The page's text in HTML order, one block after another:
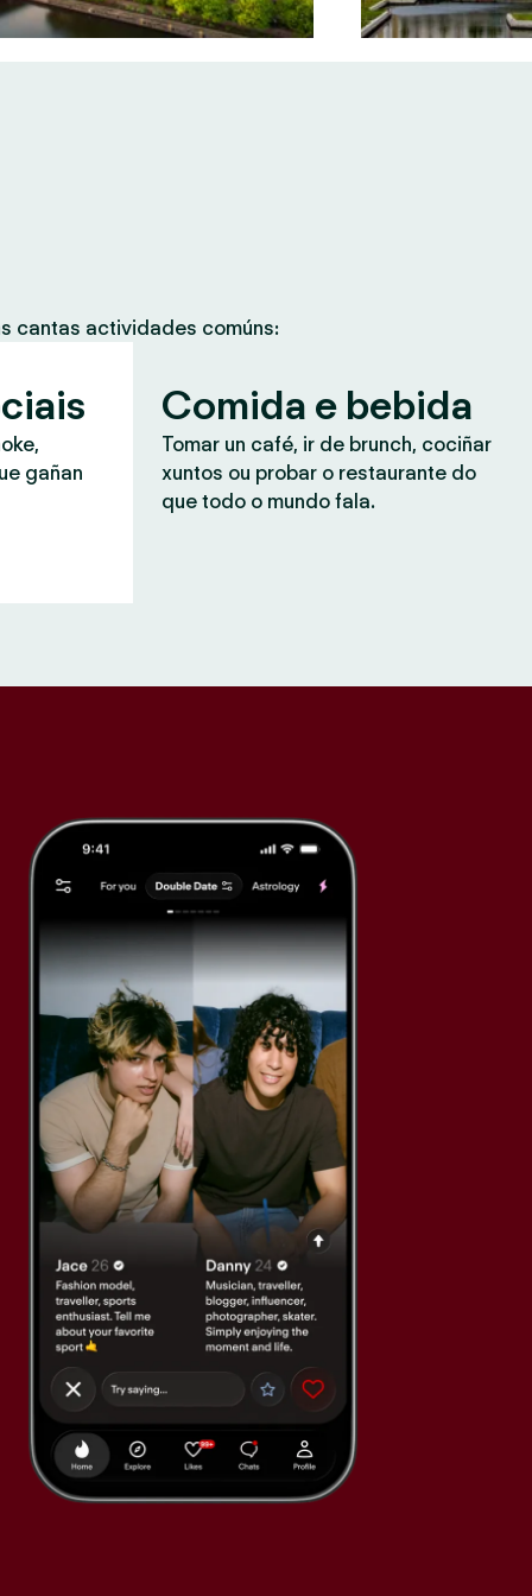
cantas actividades comúns:
gañan
Comida e bebida
Tomar un café, ir de brunch, cociñar
xuntos ou probar o restaurante do
que todo o mundo fala.